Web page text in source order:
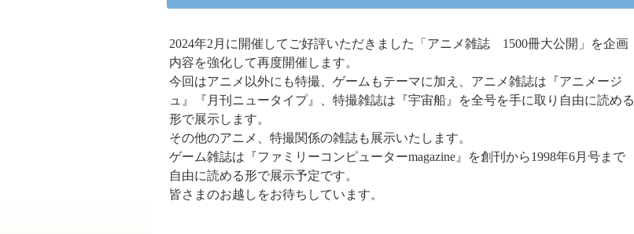
2024年2月に開催してご好評いただきました「アニメ雑誌 1500冊大公開」を企画
内容を強化して再度開催します。
今回はアニメ以外にも特撮、ゲームもテーマに加え、アニメ雑誌は『アニメージ
ュ』『月刊ニュータイプ』、特撮雑誌は『宇宙船』を全号を手に取り自由に読める
形で展示します。
その他のアニメ、特撮関係の雑誌も展示いたします。
ゲーム雑誌は『ファミリーコンピューターmagazine』を創刊から1998年6月号まで
自由に読める形で展示予定です。
皆さまのお越しをお待ちしています。